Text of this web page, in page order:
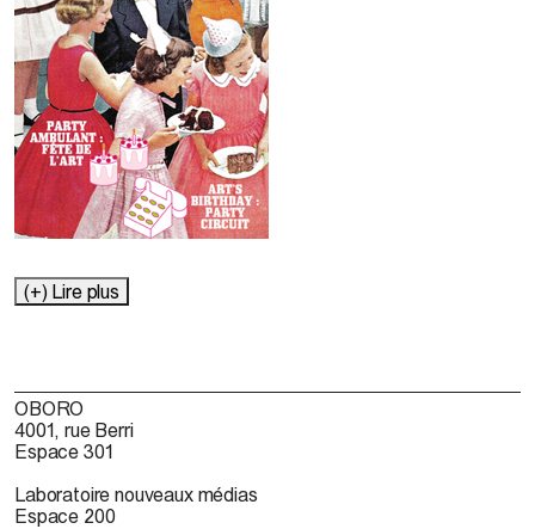
(+) Lire plus
OBORO
4001, rue Berri
Espace 301
Laboratoire nouveaux médias
Espace 200